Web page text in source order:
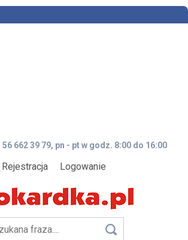
662 39 79, pn - pt w godz. 8:00 do 16:00
Rejestracja Logowanie